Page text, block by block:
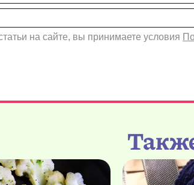
на сайте, вы принимаете условия